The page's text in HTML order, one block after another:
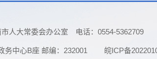
人大常委会办公室 电话：0554-5362709
务中心B座 邮编：232001 皖ICP备